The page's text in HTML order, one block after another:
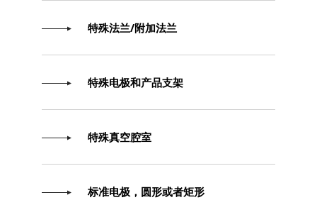
特殊法兰/附加法兰
特殊电极和产品支架
特殊真空腔室
标准电极，圆形或者矩形